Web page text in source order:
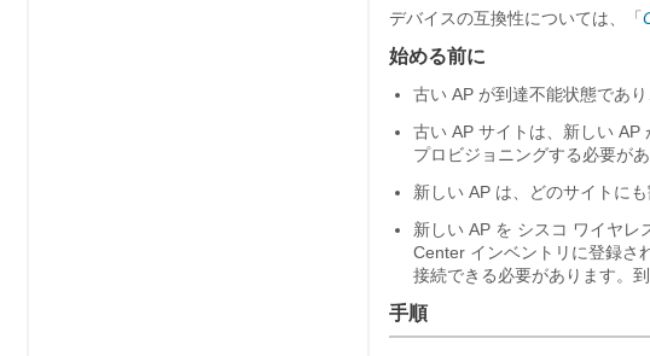
デバイスの互換性については、「
始める前に
古い AP が到達不能状態であ
古い AP サイトは、新しい AP
プロビジョニングする必要があ
新しい AP は、どのサイトに
新しい AP を シスコ ワイヤレ
Center インベントリに登録さ
接続できる必要があります。
手順